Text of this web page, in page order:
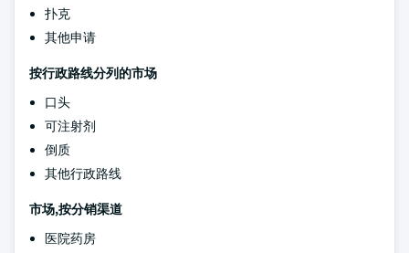
扑克
其他申请
按行政路线分列的市场
口头
可注射剂
倒质
其他行政路线
市场,按分销渠道
医院药房